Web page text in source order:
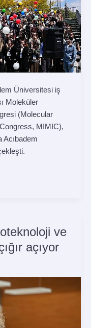
Üniversitesi iş
Moleküler
(Molecular
MIMIC),
Acıbadem
ve
açıyor